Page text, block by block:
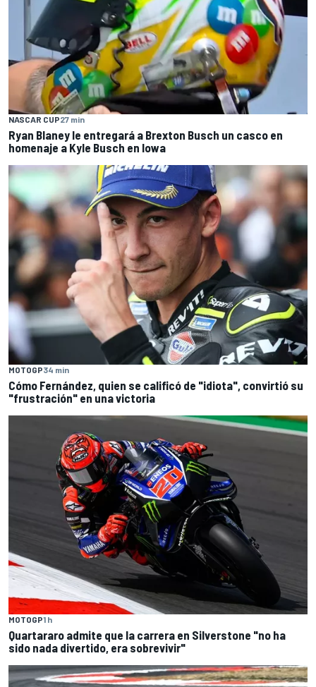
NASCAR CUP27 min
Ryan Blaney le entregará a Brexton Busch un casco en
homenaje a Kyle Busch en Iowa
MOTOGP34 min
Cómo Fernández, quien se calificó de "idiota", convirtió su
"frustración" en una victoria
MOTOGP1 h
Quartararo admite que la carrera en Silverstone "no ha
sido nada divertido, era sobrevivir"